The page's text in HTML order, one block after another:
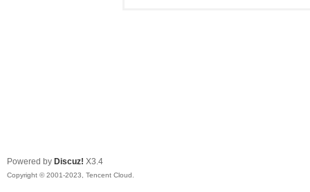
Powered by Discuz! X3.4
Copyright © 2001-2023, Tencent Cloud.